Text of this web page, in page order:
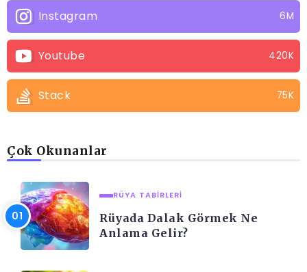
Instagram 6M
Youtube 420K
Stack 75K
Çok Okunanlar
RÜYA TABIRLERI
Rüyada Dalak Görmek Ne
Anlama Gelir?